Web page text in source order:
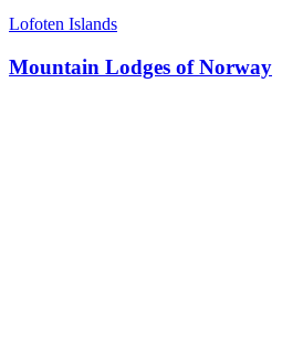
Lofoten Islands
Mountain Lodges of Norway